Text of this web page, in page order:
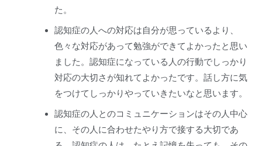
た。
認知症の人への対応は自分が思っているより、
色々な対応があって勉強ができてよかったと思い
ました。認知症になっている人の行動でしっかり
対応の大切さが知れてよかったです。話し方に気
をつけてしっかりやっていきたいなと思います。
認知症の人とのコミュニケーションはその人中心
に、その人に合わせたやり方で接する大切であ